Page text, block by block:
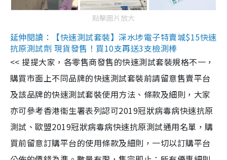
點擊圖片放大
延伸閱讀：【快速測試套裝】深水埗電子特賣城$15快速
抗原測試劑 現貨發售！買10支再送3支檢測棒
<< 提提大家，各零售商發售的快速測試套裝規格不一，
購買市面上不同品牌的快速測試套裝前請留意售賣平台
及該品牌的快速測試套裝使用方法、條款及細則，大家
亦可參考香港衞生署表列認可2019冠狀病毒病快速抗原
測試、歐盟2019冠狀病毒病快速抗原測試通用名單，購
買前留意訂購平台的使用條款及細則，一切以訂購平台